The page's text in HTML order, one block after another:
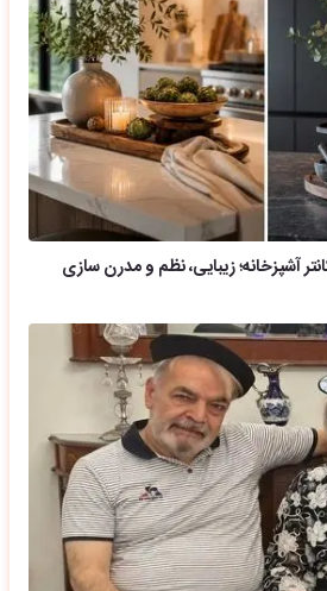
آشپزخانه؛ زیبایی، نظم و مدرن سازی